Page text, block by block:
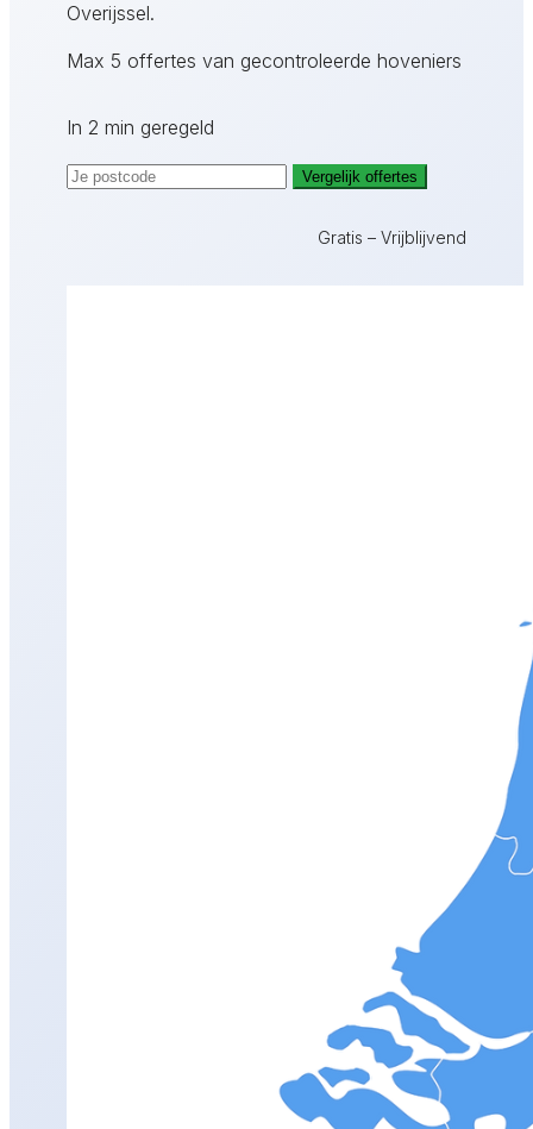
Overijssel.
Max 5 offertes van gecontroleerde hoveniers
In 2 min geregeld
Vergelijk offertes
Gratis – Vrijblijvend